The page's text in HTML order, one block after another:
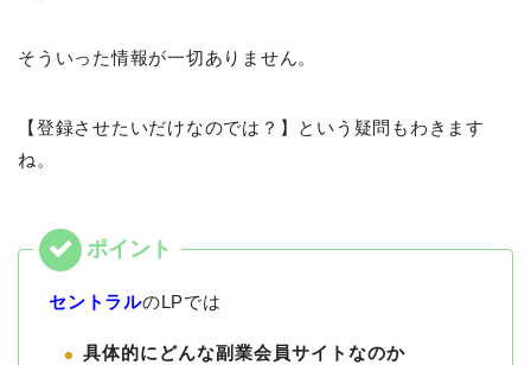
そういった情報が一切ありません。
【登録させたいだけなのでは？】という疑問もわきます
ね。
セントラルのLPでは
具体的にどんな副業会員サイトなのか